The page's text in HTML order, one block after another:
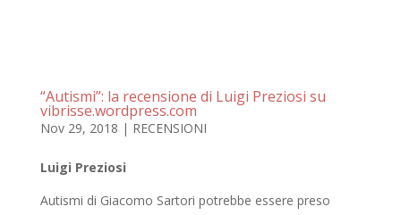
“Autismi”: la recensione di Luigi Preziosi su
vibrisse.wordpress.com
Nov 29, 2018 | RECENSIONI
Luigi Preziosi
Autismi di Giacomo Sartori potrebbe essere preso